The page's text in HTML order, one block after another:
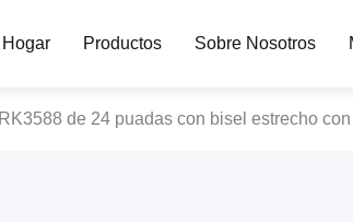
Hogar Productos Sobre Nosotros
RK3588 de 24 puadas con bisel estrecho